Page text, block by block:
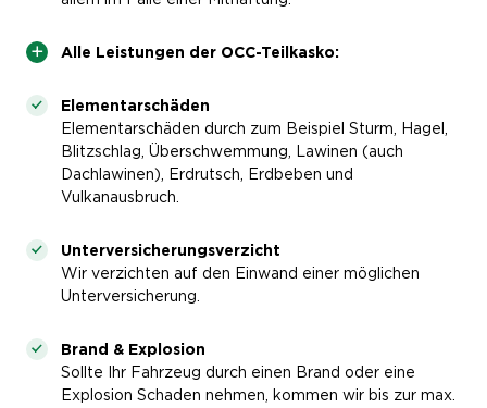
Alle Leistungen der OCC-Teilkasko:
Elementarschäden
Elementarschäden durch zum Beispiel Sturm, Hagel,
Blitzschlag, Überschwemmung, Lawinen (auch
Dachlawinen), Erdrutsch, Erdbeben und
Vulkanausbruch.
Unterversicherungsverzicht
Wir verzichten auf den Einwand einer möglichen
Unterversicherung.
Brand & Explosion
Sollte Ihr Fahrzeug durch einen Brand oder eine
Explosion Schaden nehmen, kommen wir bis zur max.